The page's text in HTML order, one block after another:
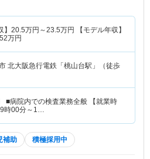
20.5万円～23.5万円 【モデル年収】
万円
北大阪急行電鉄「桃山台駅」（徒歩
病院内での検査業務全般 【就業時
時00分～1…
補助 積極採用中